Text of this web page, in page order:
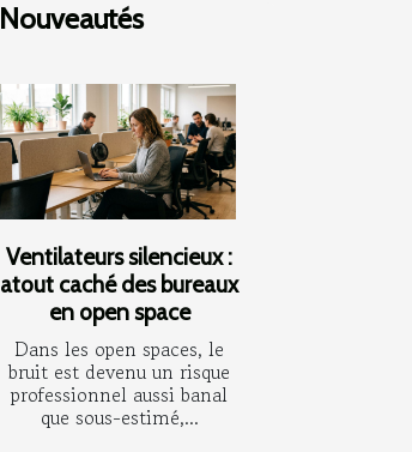
Nouveautés
Ventilateurs silencieux :
atout caché des bureaux
en open space
Dans les open spaces, le
bruit est devenu un risque
professionnel aussi banal
que sous-estimé,...